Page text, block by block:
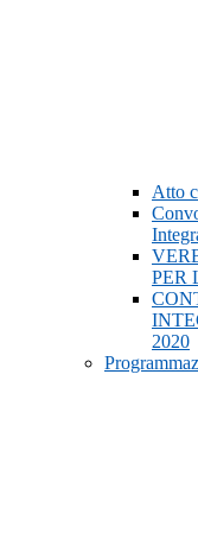
Atto
PER
2020